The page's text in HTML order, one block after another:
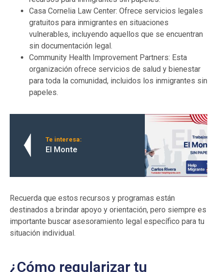
Casa Cornelia Law Center: Ofrece servicios legales
gratuitos para inmigrantes en situaciones
vulnerables, incluyendo aquellos que se encuentran
sin documentación legal.
Community Health Improvement Partners: Esta
organización ofrece servicios de salud y bienestar
para toda la comunidad, incluidos los inmigrantes sin
papeles.
Te interesa:
El Monte
Recuerda que estos recursos y programas están
destinados a brindar apoyo y orientación, pero siempre es
importante buscar asesoramiento legal específico para tu
situación individual.
¿Cómo regularizar tu